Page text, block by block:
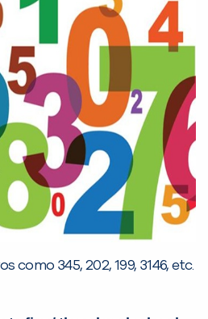
como 345, 202, 199, 3146, etc.